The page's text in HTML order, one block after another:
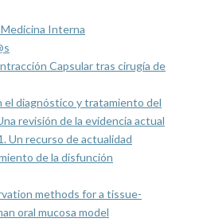
Interna
Capsular tras cirugía de
el diagnóstico y tratamiento del
revisión de la evidencia actual
Un recurso de actualidad
de la disfunción
methods for a tissue-
oral mucosa model